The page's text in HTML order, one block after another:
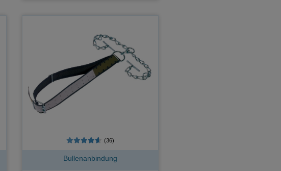
(36)
Bullenanbindung